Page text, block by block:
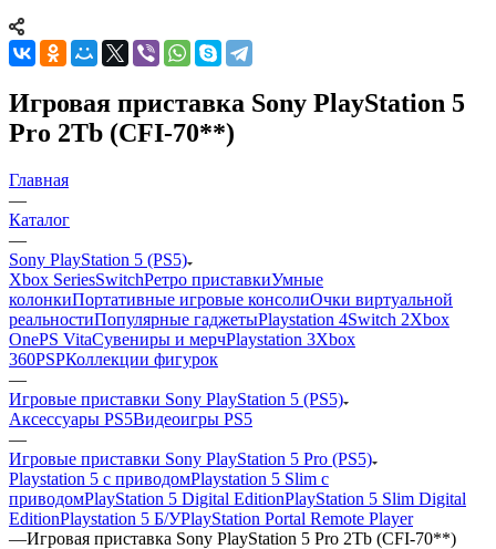
Игровая приставка Sony PlayStation 5
Pro 2Tb (CFI-70**)
Главная
—
Каталог
—
Sony PlayStation 5 (PS5)
Xbox SeriesSwitchРетро приставкиУмные
колонкиПортативные игровые консолиОчки виртуальной
реальностиПопулярные гаджетыPlaystation 4Switch 2Xbox
OnePS VitaСувениры и мерчPlaystation 3Xbox
360PSPКоллекции фигурок
—
Игровые приставки Sony PlayStation 5 (PS5)
Аксессуары PS5Видеоигры PS5
—
Игровые приставки Sony PlayStation 5 Pro (PS5)
Playstation 5 с приводомPlaystation 5 Slim с
приводомPlayStation 5 Digital EditionPlayStation 5 Slim Digital
EditionPlaystation 5 Б/УPlayStation Portal Remote Player
—Игровая приставка Sony PlayStation 5 Pro 2Tb (CFI-70**)